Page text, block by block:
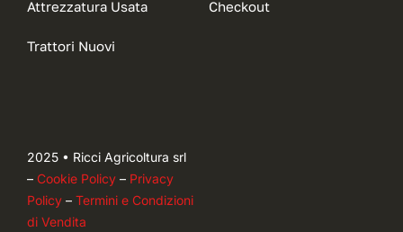
Attrezzatura Usata
Trattori Nuovi
Checkout
2025 • Ricci Agricoltura srl
– Cookie Policy– Privacy
Policy– Termini e Condizioni
di Vendita